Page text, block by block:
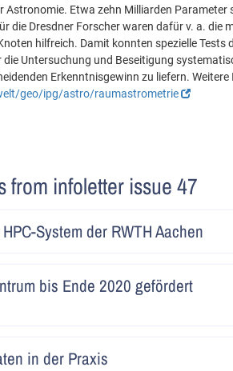
Astronomie. Etwa zehn Milliarden Parameter
die Dresdner Forscher waren dafür v. a. die
hilfreich. Damit konnten spezielle Tests
Untersuchung und Beseitigung
Erkenntnisgewinn zu liefern.
geo/ipg/astro/raumastrometrie
from infoletter issue 47
System der RWTH Aachen
bis Ende 2020 gefördert
in der Praxis